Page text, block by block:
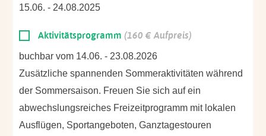
15.06. - 24.08.2025
Aktivitätsprogramm (160 € Aufpreis)
buchbar vom 14.06. - 23.08.2026
Zusätzliche spannenden Sommeraktivitäten während
der Sommersaison. Freuen Sie sich auf ein
abwechslungsreiches Freizeitprogramm mit lokalen
Ausflügen, Sportangeboten, Ganztagestouren